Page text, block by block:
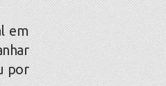
em
por